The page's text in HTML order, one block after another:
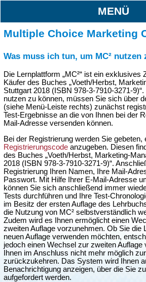
MENÜ
Multiple Choice Marketing
Was muss ich tun, um MC² nutzen
Die Lernplattform „MC²“ ist ein exklusives
Käufer des Buches „Voeth/Herbst,
Stuttgart 2018 (ISBN 978-3-7910-3271-
nutzen zu können, müssen Sie sich über
(siehe Menü-Leiste rechts) zunächst
Test-Ergebnisse an die von Ihnen bei der
Mail-Adresse versenden können.
Bei der Registrierung werden Sie gebeten,
Registrierungscodeanzugeben. Diesen
des Buches „Voeth/Herbst, Marketing-
2018 (ISBN 978-3-7910-3271-9)“.
Registrierung Ihren Namen, Ihre Mail-
Passwort. Mit Hilfe Ihrer E-Mail-Adresse
können Sie sich anschließend immer
Tests durchführen und Ihre Test-
im Besitz der ersten Auflage des
die Nutzung von MC² selbstverständlich
Zudem wird es Ihnen ermöglicht einen
zweiten Auflage vorzunehmen. Ob Sie die
neuen Auflage verwenden möchten,
jedoch einen Wechsel zur zweiten Auflage
Ihnen im Anschluss nicht mehr möglich
zurückzukehren. Das System wird Ihnen
Benachrichtigung anzeigen, über die Sie
aufgefordert werden.